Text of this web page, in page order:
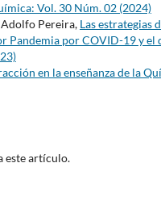
Vol. 30 Núm. 02 (2024)
Adolfo Pereira, Las estrategias
por COVID-19 y el
en la enseñanza de la
este artículo.